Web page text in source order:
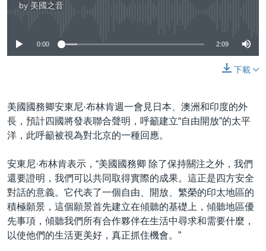
廣播節目表
by 美國之音
0:00 2:09
下載
美國國務卿安東尼·布林肯週一會見日本、澳洲和印度的外
長，預計四國將發表聯合聲明，呼籲建立“自由開放”的太平
洋，此呼籲被視為對北京的一種回應。
安東尼·布林肯表示，“美國國務卿 除了保持關注之外，我們
還要證明，我們可以共同取得實際的成果。這正是四方安全
對話的意義。它代表了一個自由、開放、繁榮的印太地區的
積極願景，這個願景首先建立在傾聽的基礎上，傾聽地區優
先事項，傾聽我們所有合作夥伴在生活中尋求和需要什麼，
以使他們的生活更美好，真正抓住機會。”